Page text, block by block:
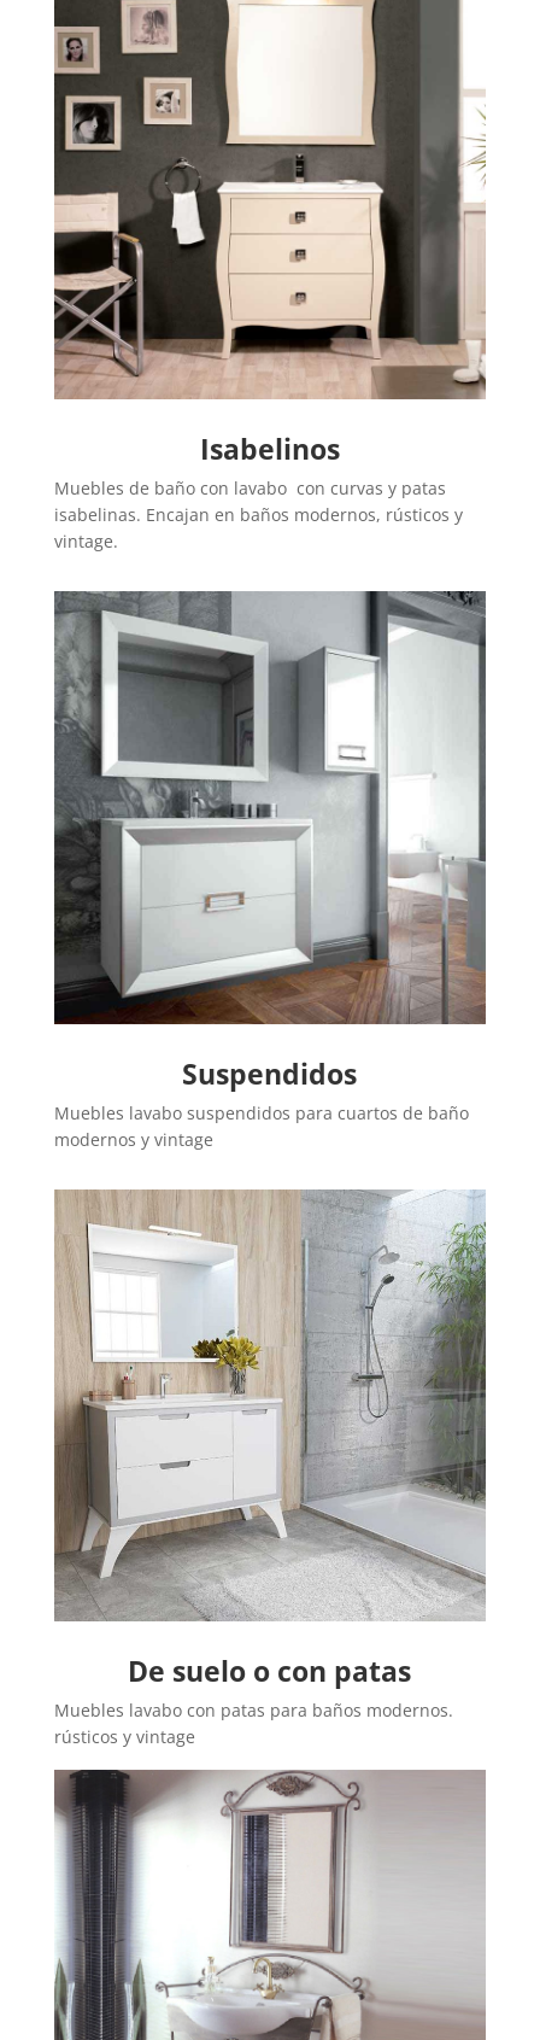
Isabelinos
Muebles de baño con lavabo con curvas y patas
isabelinas. Encajan en baños modernos, rústicos y
vintage.
Suspendidos
Muebles lavabo suspendidos para cuartos de baño
modernos y vintage
De suelo o con patas
Muebles lavabo con patas para baños modernos.
rústicos y vintage